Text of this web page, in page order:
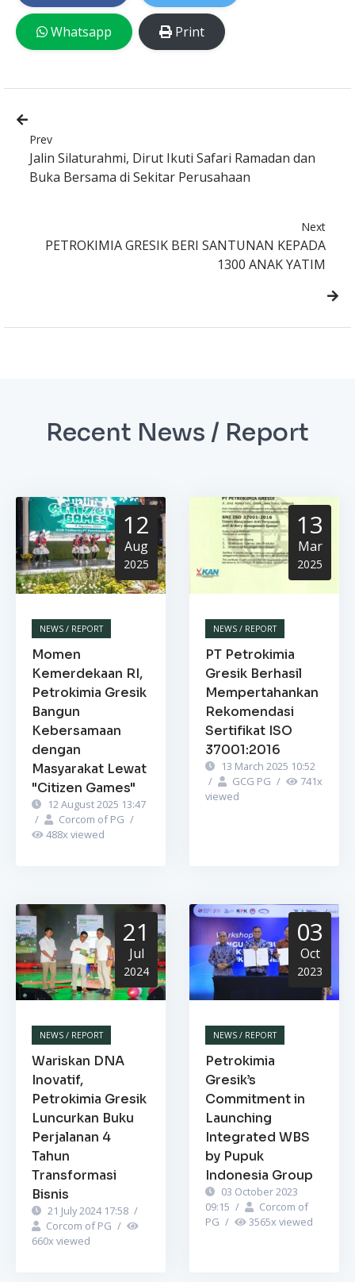
Whatsapp Print
Prev
Jalin Silaturahmi, Dirut Ikuti Safari Ramadan dan
Buka Bersama di Sekitar Perusahaan
Next
PETROKIMIA GRESIK BERI SANTUNAN KEPADA
1300 ANAK YATIM
Recent News / Report
12
Aug
2025
NEWS / REPORT
Momen
Kemerdekaan RI,
Petrokimia Gresik
Bangun
Kebersamaan
dengan
Masyarakat Lewat
"Citizen Games"
12 August 2025 13:47
/
Corcom of PG /
488x viewed
13
Mar
2025
NEWS / REPORT
PT Petrokimia
Gresik Berhasil
Mempertahankan
Rekomendasi
Sertifikat ISO
37001:2016
13 March 2025 10:52
/
GCG PG / 741x
viewed
21
Jul
2024
NEWS / REPORT
Wariskan DNA
Inovatif,
Petrokimia Gresik
Luncurkan Buku
Perjalanan 4
Tahun
Transformasi
Bisnis
21 July 2024 17:58 /
Corcom of PG /
660x viewed
03
Oct
2023
NEWS / REPORT
Petrokimia
Gresik’s
Commitment in
Launching
Integrated WBS
by Pupuk
Indonesia Group
03 October 2023
09:15 /
Corcom of
PG / 3565x viewed